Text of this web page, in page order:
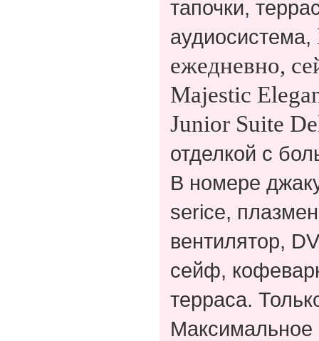
тапочки,
аудиосистема,
ежедневно,
Majestic
Junior Suite
отделкой с
В номере
serice,
вентилятор,
сейф,
терраса.
Максимальное